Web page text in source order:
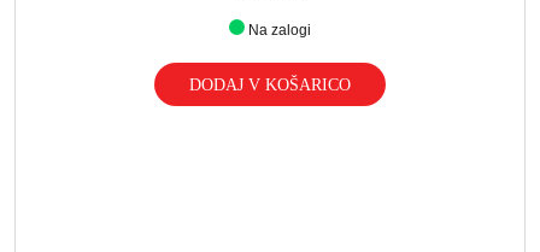
Na zalogi
DODAJ V KOŠARICO